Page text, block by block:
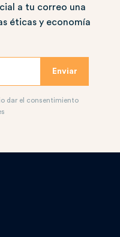
a tu correo una
éticas y economía
dar el consentimiento